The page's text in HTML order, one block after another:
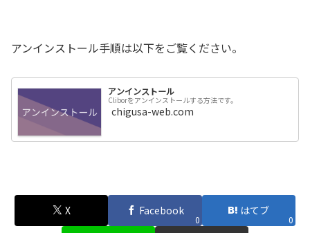
アンインストール手順は以下をご覧ください。
アンインストール
Cliborをアンインストールする方法です。
chigusa-web.com
X Facebook
0
はてブ
0